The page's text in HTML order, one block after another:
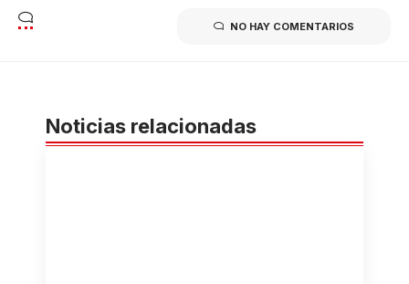
NO HAY COMENTARIOS
Noticias relacionadas